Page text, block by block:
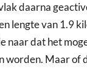
daarna
lengte van 1.9
naar dat het
worden. Maar of